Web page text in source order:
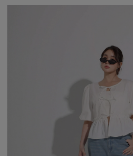
腰圍Waist:59cm／臀圍hips：84cm